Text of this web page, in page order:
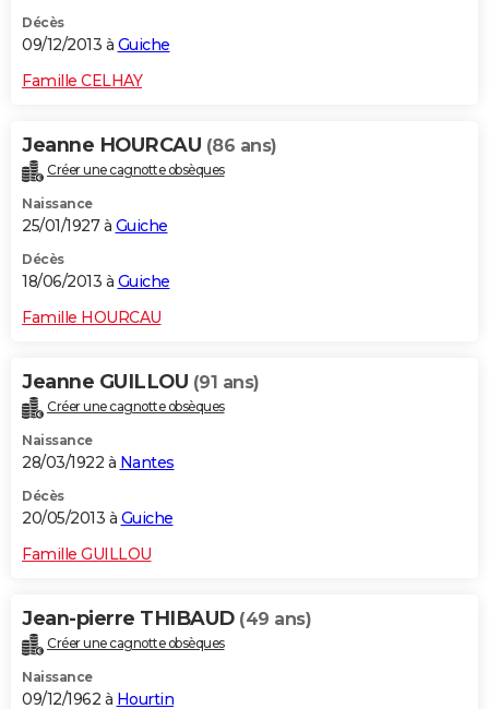
Décès
09/12/2013 à Guiche
Famille CELHAY
Jeanne HOURCAU (86 ans)
Créer une cagnotte obsèques
Naissance
25/01/1927 à Guiche
Décès
18/06/2013 à Guiche
Famille HOURCAU
Jeanne GUILLOU (91 ans)
Créer une cagnotte obsèques
Naissance
28/03/1922 à Nantes
Décès
20/05/2013 à Guiche
Famille GUILLOU
Jean-pierre THIBAUD (49 ans)
Créer une cagnotte obsèques
Naissance
09/12/1962 à Hourtin